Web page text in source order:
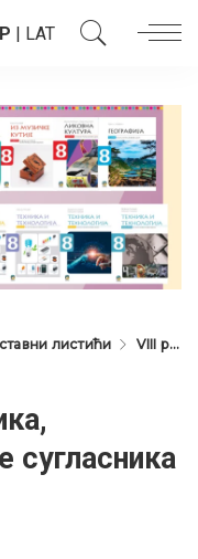
| LAT
листићи VIII разред
сугласника